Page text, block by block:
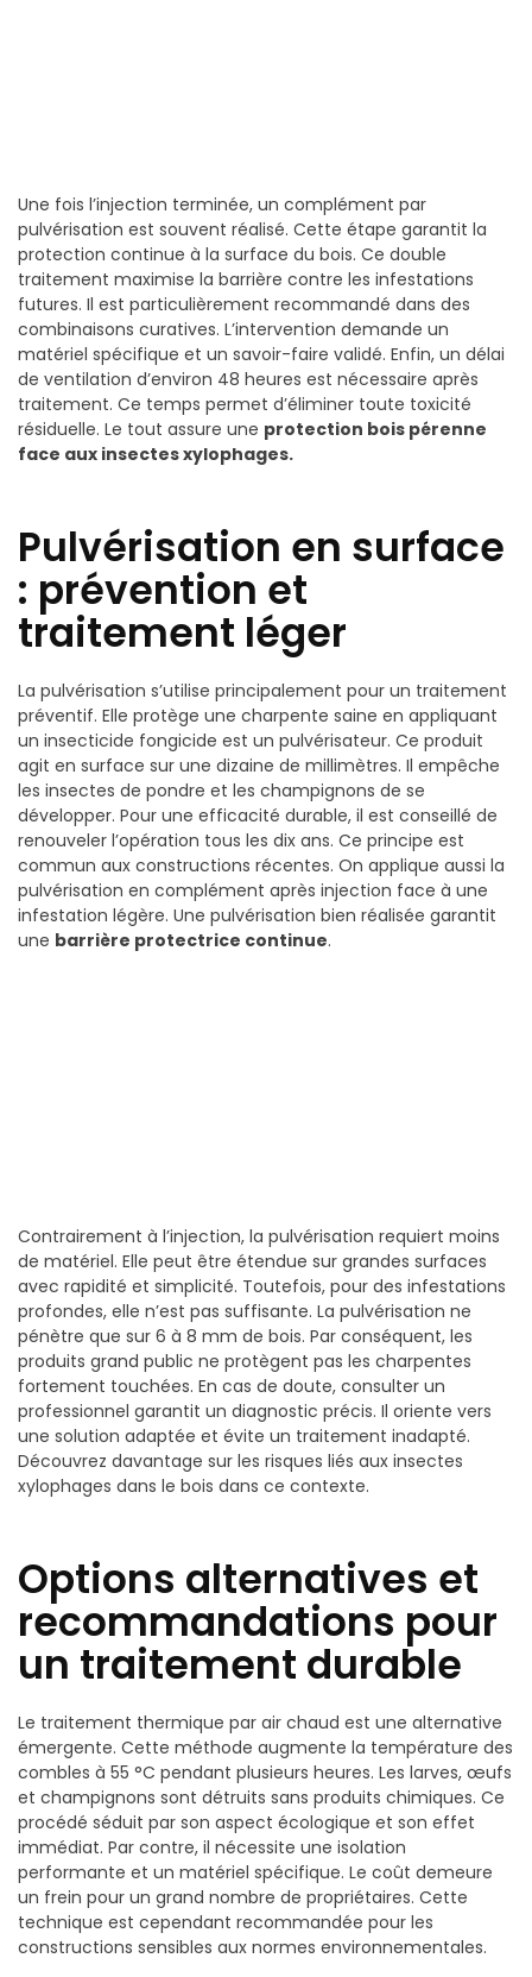
Une fois l’injection terminée, un complément par
pulvérisation est souvent réalisé. Cette étape garantit la
protection continue à la surface du bois. Ce double
traitement maximise la barrière contre les infestations
futures. Il est particulièrement recommandé dans des
combinaisons curatives. L’intervention demande un
matériel spécifique et un savoir-faire validé. Enfin, un délai
de ventilation d’environ 48 heures est nécessaire après
traitement. Ce temps permet d’éliminer toute toxicité
résiduelle. Le tout assure une protection bois pérenne
face aux insectes xylophages.
Pulvérisation en surface
: prévention et
traitement léger
La pulvérisation s’utilise principalement pour un traitement
préventif. Elle protège une charpente saine en appliquant
un insecticide fongicide est un pulvérisateur. Ce produit
agit en surface sur une dizaine de millimètres. Il empêche
les insectes de pondre et les champignons de se
développer. Pour une efficacité durable, il est conseillé de
renouveler l’opération tous les dix ans. Ce principe est
commun aux constructions récentes. On applique aussi la
pulvérisation en complément après injection face à une
infestation légère. Une pulvérisation bien réalisée garantit
une barrière protectrice continue.
Contrairement à l’injection, la pulvérisation requiert moins
de matériel. Elle peut être étendue sur grandes surfaces
avec rapidité et simplicité. Toutefois, pour des infestations
profondes, elle n’est pas suffisante. La pulvérisation ne
pénètre que sur 6 à 8 mm de bois. Par conséquent, les
produits grand public ne protègent pas les charpentes
fortement touchées. En cas de doute, consulter un
professionnel garantit un diagnostic précis. Il oriente vers
une solution adaptée et évite un traitement inadapté.
Découvrez davantage sur les risques liés aux insectes
xylophages dans le bois dans ce contexte.
Options alternatives et
recommandations pour
un traitement durable
Le traitement thermique par air chaud est une alternative
émergente. Cette méthode augmente la température des
combles à 55 °C pendant plusieurs heures. Les larves, œufs
et champignons sont détruits sans produits chimiques. Ce
procédé séduit par son aspect écologique et son effet
immédiat. Par contre, il nécessite une isolation
performante et un matériel spécifique. Le coût demeure
un frein pour un grand nombre de propriétaires. Cette
technique est cependant recommandée pour les
constructions sensibles aux normes environnementales.